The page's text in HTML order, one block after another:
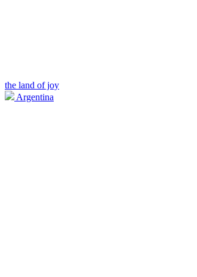
the land of joy
Argentina